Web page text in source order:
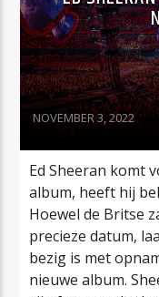
NOVEMBER 3, 2022
Ed Sheeran komt
album, heeft hij
Hoewel de Britse
precieze datum,
bezig is met
nieuwe album.